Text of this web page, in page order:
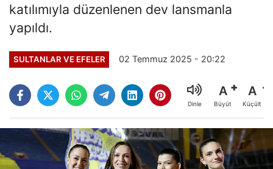
katılımıyla düzenlenen dev lansmanla
yapıldı.
SULTANLAR VE EFELER 02 Temmuz 2025 - 20:22
Dinle
A
Büyüt
A
Küçült